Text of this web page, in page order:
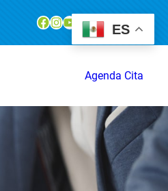
Facebook
Instagram
YouTube
Agenda Cita
ES